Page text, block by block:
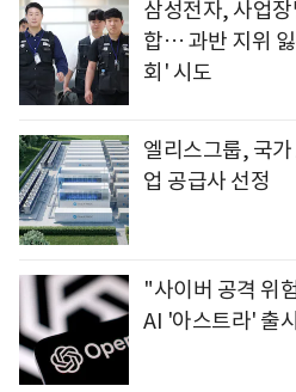
삼성전자, 사업
합… 과반 지위
회' 시도
엘리스그룹, 국
업 공급사 선정
"사이버 공격 위
AI '아스트라' 출